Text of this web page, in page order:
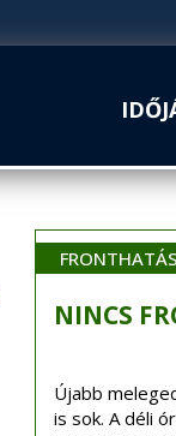
FRONTHATÁS
NINCS
Újabb
is sok. A déli